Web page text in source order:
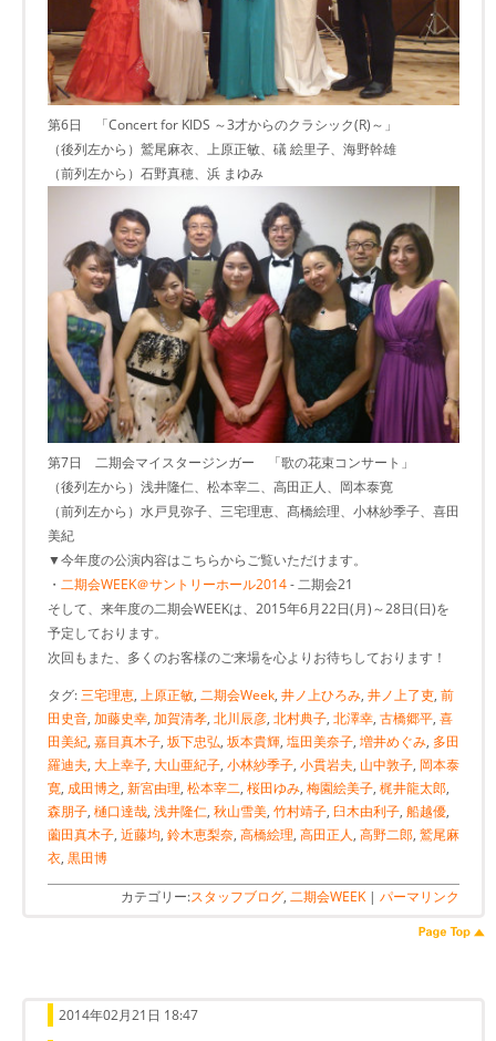
第6日 「Concert for KIDS ～3才からのクラシック(R)～」
（後列左から）鷲尾麻衣、上原正敏、礒 絵里子、海野幹雄
（前列左から）石野真穂、浜 まゆみ
第7日 二期会マイスタージンガー 「歌の花束コンサート」
（後列左から）浅井隆仁、松本宰二、高田正人、岡本泰寛
（前列左から）水戸見弥子、三宅理恵、髙橋絵理、小林紗季子、喜田
美紀
▼今年度の公演内容はこちらからご覧いただけます。
・ 二期会WEEK＠サントリーホール2014- 二期会21
そして、来年度の二期会WEEKは、2015年6月22日(月)～28日(日)を
予定しております。
次回もまた、多くのお客様のご来場を心よりお待ちしております！
タグ:三宅理恵, 上原正敏, 二期会Week, 井ノ上ひろみ, 井ノ上了吏, 前
田史音, 加藤史幸, 加賀清孝, 北川辰彦, 北村典子, 北澤幸, 古橋郷平, 喜
田美紀, 嘉目真木子, 坂下忠弘, 坂本貴輝, 塩田美奈子, 増井めぐみ, 多田
羅迪夫, 大上幸子, 大山亜紀子, 小林紗季子, 小貫岩夫, 山中敦子, 岡本泰
寛, 成田博之, 新宮由理, 松本宰二, 桜田ゆみ, 梅園絵美子, 梶井龍太郎,
森朋子, 樋口達哉, 浅井隆仁, 秋山雪美, 竹村靖子, 臼木由利子, 船越優,
薗田真木子, 近藤均, 鈴木恵梨奈, 高橋絵理, 高田正人, 高野二郎, 鷲尾麻
衣, 黒田博
カテゴリー:スタッフブログ, 二期会WEEK | パーマリンク
2014年02月21日 18:47